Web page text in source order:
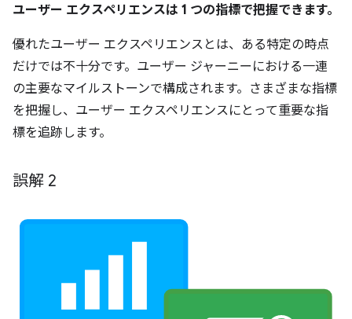
ユーザー エクスペリエンスは 1 つの指標で把握できます。
優れたユーザー エクスペリエンスとは、ある特定の時点
だけでは不十分です。ユーザー ジャーニーにおける一連
の主要なマイルストーンで構成されます。さまざまな指標
を把握し、ユーザー エクスペリエンスにとって重要な指
標を追跡します。
誤解 2